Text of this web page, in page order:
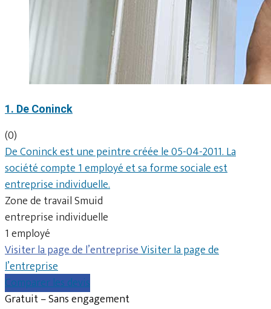
1. De Coninck
(0)
De Coninck est une peintre créée le 05-04-2011. La
société compte 1 employé et sa forme sociale est
entreprise individuelle.
Zone de travail Smuid
entreprise individuelle
1 employé
Visiter la page de l’entrepriseVisiter la page de
l’entreprise
Comparer les devis
Gratuit – Sans engagement